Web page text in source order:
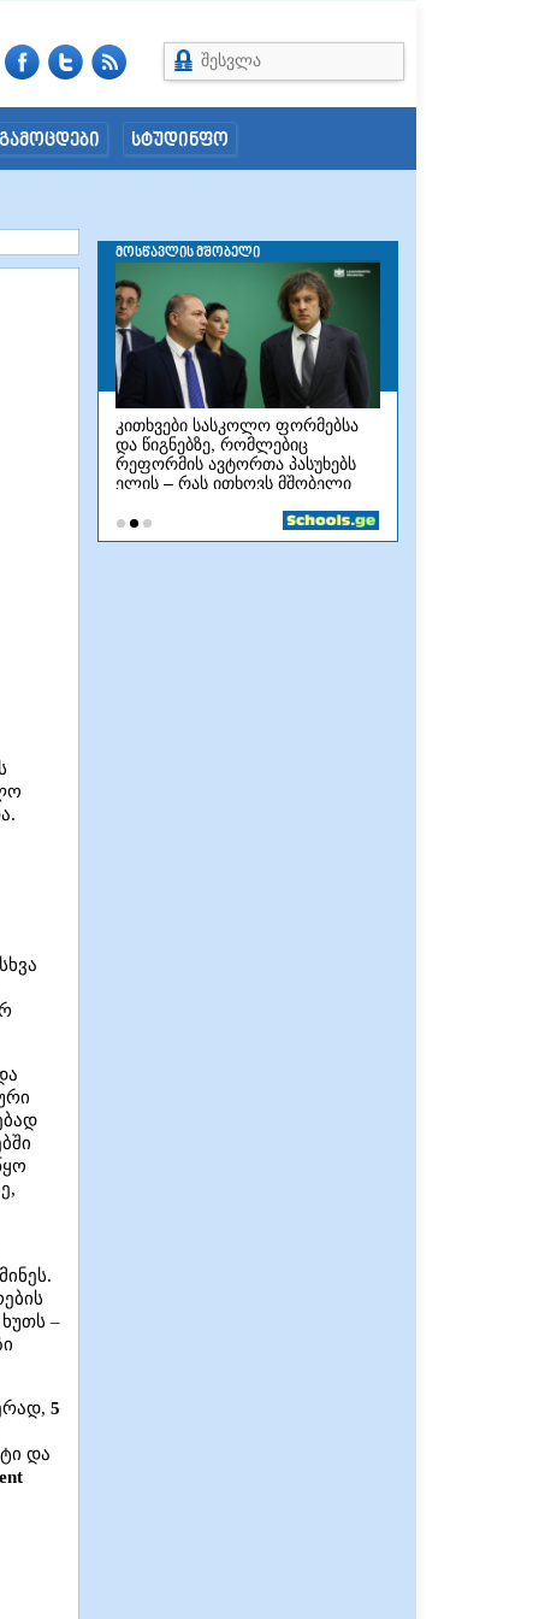
შესვლა
გამოცდები სტუდინფო
–
5
და